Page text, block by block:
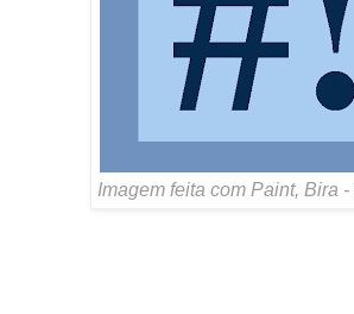
Imagem feita com Paint, Bira -